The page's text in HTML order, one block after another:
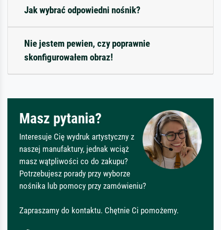
Jak wybrać odpowiedni nośnik?
Nie jestem pewien, czy poprawnie
skonfigurowałem obraz!
Masz pytania?
Interesuje Cię wydruk artystyczny z
naszej manufaktury, jednak wciąż
masz wątpliwości co do zakupu?
Potrzebujesz porady przy wyborze
nośnika lub pomocy przy zamówieniu?
Zapraszamy do kontaktu. Chętnie Ci pomożemy.